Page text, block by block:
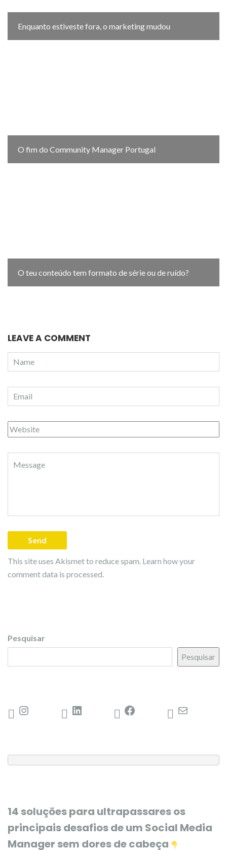
Enquanto estiveste fora, o marketing mudou
O fim do Community Manager Portugal
O teu conteúdo tem formato de série ou de ruído?
LEAVE A COMMENT
This site uses Akismet to reduce spam. Learn how your
comment data is processed.
Pesquisar
Pesquisar
14 soluções para ultrapassares os
principais desafios de um Social Media
Manager sem dores de cabeça